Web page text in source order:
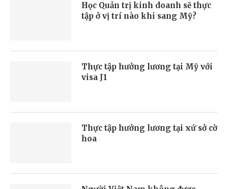
Học Quản trị kinh doanh sẽ thực
tập ở vị trí nào khi sang Mỹ?
Thực tập hưởng lương tại Mỹ với
visa J1
Thực tập hưởng lương tại xứ sở cờ
hoa